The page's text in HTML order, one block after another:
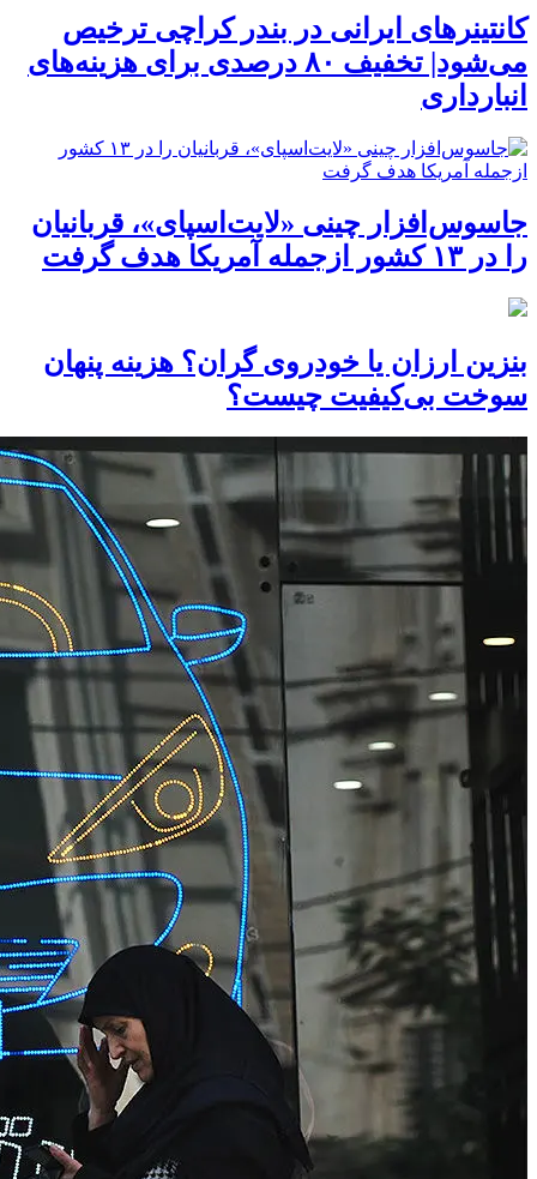
کانتینرهای ایرانی در بندر کراچی ترخیص
می‌شود| تخفیف ۸۰ درصدی برای هزینه‌های
انبارداری
جاسوس‌افزار چینی «لایت‌اسپای»، قربانیان
را در ۱۳ کشور ازجمله آمریکا هدف گرفت
بنزین ارزان یا خودروی گران؟ هزینه پنهان
سوخت بی‌کیفیت چیست؟